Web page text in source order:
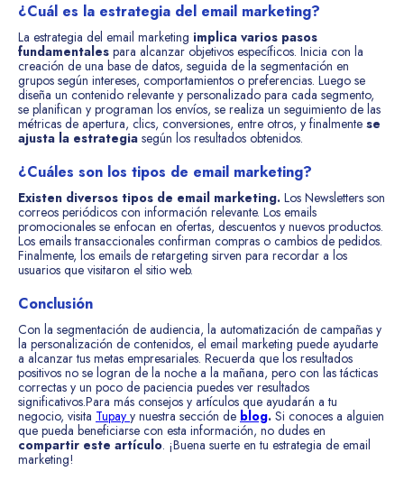
¿Cuál es la estrategia del email marketing?
La estrategia del email marketing implica varios pasos
fundamentales para alcanzar objetivos específicos. Inicia con la
creación de una base de datos, seguida de la segmentación en
grupos según intereses, comportamientos o preferencias. Luego se
diseña un contenido relevante y personalizado para cada segmento,
se planifican y programan los envíos, se realiza un seguimiento de las
métricas de apertura, clics, conversiones, entre otros, y finalmente se
ajusta la estrategia según los resultados obtenidos.
¿Cuáles son los tipos de email marketing?
Existen diversos tipos de email marketing. Los Newsletters son
correos periódicos con información relevante. Los emails
promocionales se enfocan en ofertas, descuentos y nuevos productos.
Los emails transaccionales confirman compras o cambios de pedidos.
Finalmente, los emails de retargeting sirven para recordar a los
usuarios que visitaron el sitio web.
Conclusión
Con la segmentación de audiencia, la automatización de campañas y
la personalización de contenidos, el email marketing puede ayudarte
a alcanzar tus metas empresariales. Recuerda que los resultados
positivos no se logran de la noche a la mañana, pero con las tácticas
correctas y un poco de paciencia puedes ver resultados
significativos.Para más consejos y artículos que ayudarán a tu
negocio, visita Tupay y nuestra sección de blog. Si conoces a alguien
que pueda beneficiarse con esta información, no dudes en
compartir este artículo. ¡Buena suerte en tu estrategia de email
marketing!